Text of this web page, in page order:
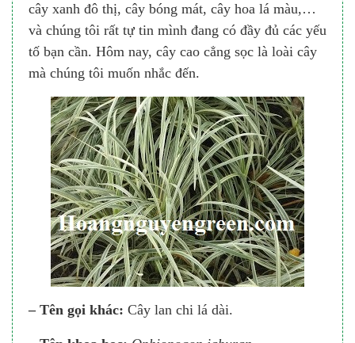
cây xanh đô thị, cây bóng mát, cây hoa lá màu,…
và chúng tôi rất tự tin mình đang có đầy đủ các yếu
tố bạn cần. Hôm nay, cây cao cẳng sọc là loài cây
mà chúng tôi muốn nhắc đến.
– Tên gọi khác: Cây lan chi lá dài.